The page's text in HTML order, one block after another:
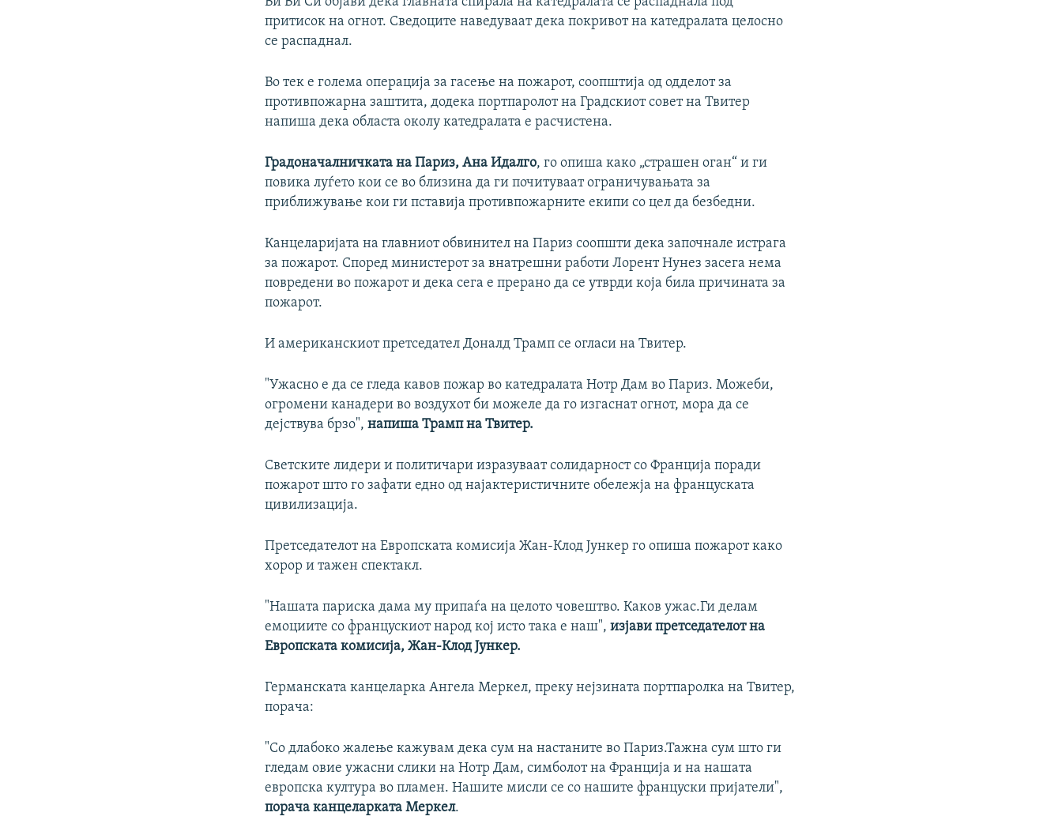
притисок на огнот. Сведоците наведуваат дека покривот на катедралата целосно
се распаднал.
Во тек е голема операција за гасење на пожарот, соопштија од одделот за
противпожарна заштита, додека портпаролот на Градскиот совет на Твитер
напиша дека областа околу катедралата е расчистена.
Градоначалничката на Париз, Ана Идалго, го опиша како „страшен оган“ и ги
повика луѓето кои се во близина да ги почитуваат ограничувањата за
приближување кои ги пставија противпожарните екипи со цел да безбедни.
Канцеларијата на главниот обвинител на Париз соопшти дека започнале истрага
за пожарот. Според министерот за внатрешни работи Лорент Нунез засега нема
повредени во пожарот и дека сега е прерано да се утврди која била причината за
пожарот.
И американскиот претседател Доналд Трамп се огласи на Твитер.
"Ужасно е да се гледа кавов пожар во катедралата Нотр Дам во Париз. Можеби,
огромени канадери во воздухот би можеле да го изгаснат огнот, мора да се
дејствува брзо",напиша Трамп на Твитер.
Светските лидери и политичари изразуваат солидарност со Франција поради
пожарот што го зафати едно од најактеристичните обележја на француската
цивилизација.
Претседателот на Европската комисија Жан-Клод Јункер го опиша пожарот како
хорор и тажен спектакл.
"Нашата париска дама му припаѓа на целото човештво. Каков ужас.Ги делам
емоциите со францускиот народ кој исто така е наш", изјави претседателот на
Европската комисија, Жан-Клод Јункер.
Германската канцеларка Ангела Меркел, преку нејзината портпаролка на Твитер,
порача:
"Со длабоко жалење кажувам дека сум на настаните во Париз.Тажна сум што ги
гледам овие ужасни слики на Нотр Дам, симболот на Франција и на нашата
европска култура во пламен. Нашите мисли се со нашите француски пријатели",
порача канцеларката Меркел.